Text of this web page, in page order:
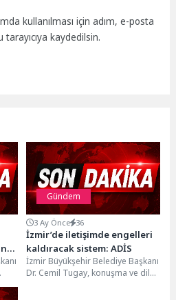
kullanılması için adım, e-posta
kaydedilsin.
Gündem
3 Ay Önce 36
İzmir’de iletişimde engelleri
kaldıracak sistem: ADİS
İzmir Büyükşehir Belediye Başkanı
Dr. Cemil Tugay, konuşma ve dil